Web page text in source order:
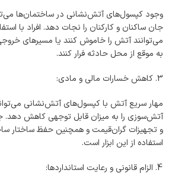
وجود کپسول‌های آتش‌نشانی در ساختمان‌ها
جان ساکنان و کارکنان را نجات دهد. افراد با
می‌توانند آتش را خاموش کنند یا مسیرهای خروجی
به موقع از محل حادثه فرار کنند.
کاهش خسارات مالی و مادی:
مهار سریع آتش با کپسول‌های آتش‌نشانی
آتش‌سوزی را به میزان قابل توجهی کاهش دهد.
و تجهیزات گران‌قیمت و همچنین حفظ ساختار
استفاده از این ابزار است.
الزام قانونی و رعایت استانداردها: